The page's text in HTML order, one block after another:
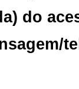
do